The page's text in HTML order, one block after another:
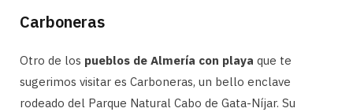
Carboneras
Otro de los pueblos de Almería con playa que te
sugerimos visitar es Carboneras, un bello enclave
rodeado del Parque Natural Cabo de Gata-Níjar. Su